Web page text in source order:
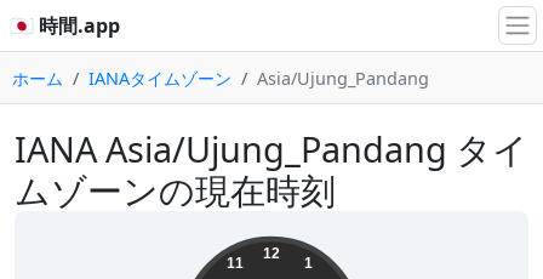
🇯🇵 時間.app
ホーム IANAタイムゾーン Asia/Ujung_Pandang
IANA Asia/Ujung_Pandang タイ
ムゾーンの現在時刻
12
1
11